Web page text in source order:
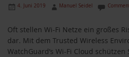
4. Juni 2019 Manuel Seidel
Oft stellen Wi-Fi Netze ein großes
dar. Mit dem Trusted Wireless
WatchGuard’s Wi-Fi Cloud